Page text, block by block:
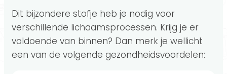
Dit bijzondere stofje heb je nodig voor
verschillende lichaamsprocessen. Krijg je er
voldoende van binnen? Dan merk je wellicht
een van de volgende gezondheidsvoordelen: